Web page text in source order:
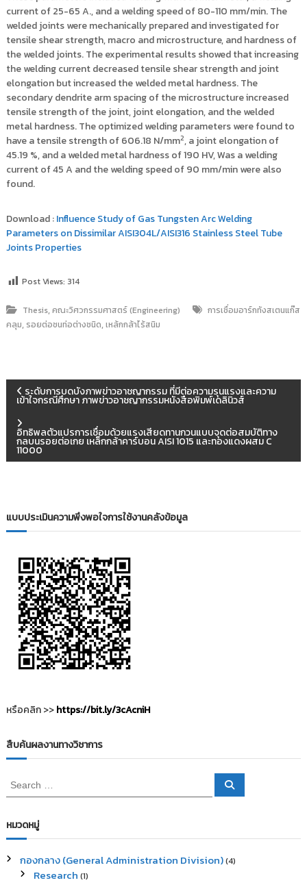
current of 25-65 A., and a welding speed of 80-110 mm/min. The
welded joints were mechanically prepared and investigated for
tensile shear strength, macro and microstructure, and hardness of
the welded joints. The experimental results showed that increasing
the welding current decreased tensile shear strength and joint
elongation but increased the welded metal hardness. The
secondary dendrite arm spacing of the microstructure increased
tensile strength of the joint, joint elongation, and the welded
metal hardness. The optimized welding parameters were found to
have a tensile strength of 606.18 N/mm2, a joint elongation of
45.19 %, and a welded metal hardness of 190 HV, Was a welding
current of 45 A and the welding speed of 90 mm/min were also
found.
Download :Influence Study of Gas Tungsten Arc Welding
Parameters on Dissimilar AISI304L/AISI316 Stainless Steel Tube
Joints Properties
Post Views: 314
Thesis,คณะวิศวกรรมศาสตร์ (Engineering)
การเชื่อมอาร์กทังสเตนแก๊ส
คลุม, รอยต่อชนท่อต่างชนิด,เหล้กกล้าไร้สนิม
น
ะ
น
ระดับการบดบังภาพข่าวอาชญากรรม ที่มีต่อความรุนแรงและความ
เข้าใจกรณีศึกษา ภาพข่าวอาชญากรรมหนังสือพิมพ์เดลินิวส์
อิทธิพลตัวแปรการเชื่อมด้วยแรงเสียดทานกวนแบบจุดต่อสมบัติทาง
กลบนรอยต่อเกย เหล็กกล้าคาร์บอน AISI 1015 และทองแดงผสม C
11000
แบบประเมินความพึงพอใจการใช้งานคลังข้อมูล
หรือคลิก >>https://bit.ly/3cAcniH
สืบค้นผลงานทางวิชาการ
e
r
c
f
S
หมวดหมู่
กองกลาง (General Administration Division)(4)
Research (1)